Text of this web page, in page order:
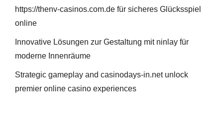
https://thenv-casinos.com.de für sicheres Glücksspiel
online
Innovative Lösungen zur Gestaltung mit ninlay für
moderne Innenräume
Strategic gameplay and casinodays-in.net unlock
premier online casino experiences